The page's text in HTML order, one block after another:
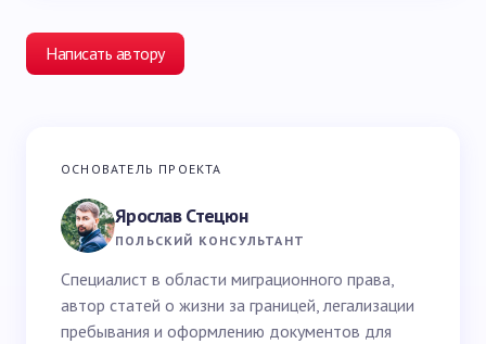
Написать автору
Ваш адрес email не будет опубликован.
Ваше имя *
Email *
ОСНОВАТЕЛЬ ПРОЕКТА
Ярослав Стецюн
ПОЛЬСКИЙ КОНСУЛЬТАНТ
Специалист в области миграционного права,
автор статей о жизни за границей, легализации
пребывания и оформлению документов для